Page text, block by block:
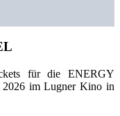
für die ENERGY
im Lugner Kino in